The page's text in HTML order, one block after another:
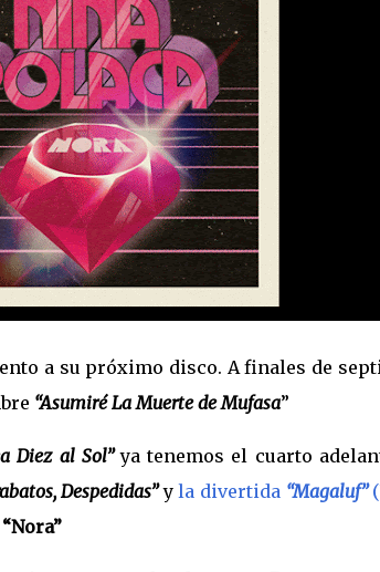
a su próximo disco. A finales de
“Asumiré La Muerte de Mufasa”
Diez al Sol”ya tenemos el cuarto
Despedidas”yla divertida “Magaluf”
“Nora”